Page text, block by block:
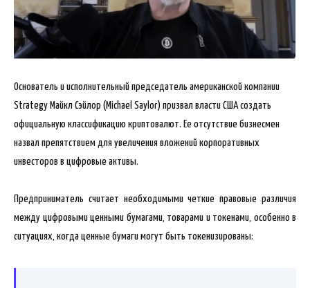
Основатель и исполнительный председатель американской компании
Strategy Майкл Сэйлор (Michael Saylor) призвал власти США создать
официальную классификацию криптовалют. Ее отсутствие бизнесмен
назвал препятствием для увеличения вложений корпоративных
инвесторов в цифровые активы.
Предприниматель считает необходимыми четкие правовые различия
между цифровыми ценными бумагами, товарами и токенами, особенно в
ситуациях, когда ценные бумаги могут быть токенизированы: